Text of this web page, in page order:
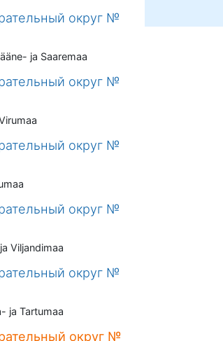
округ №
ja Saaremaa
округ №
округ №
округ №
Viljandimaa
округ №
ja Tartumaa
округ №